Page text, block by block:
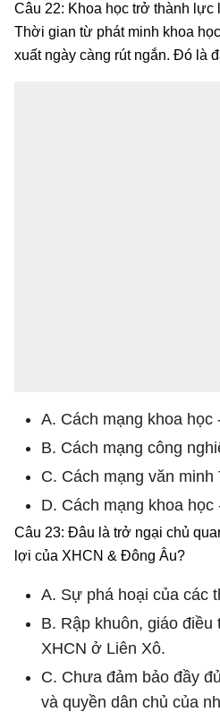
Câu 22: Khoa học trở thành
Thời gian từ phát minh khoa
xuất ngày càng rút ngắn. Đó là
A. Cách mạng khoa
B. Cách mạng công
C. Cách mạng văn minh
D. Cách mạng khoa
Câu 23: Đâu là trở ngại chủ
lợi của XHCN & Đông Âu?
A. Sự phá hoại của các
B. Rập khuôn, giáo
XHCN ở Liên Xô.
C. Chưa đảm bảo đầy
và quyền dân chủ của